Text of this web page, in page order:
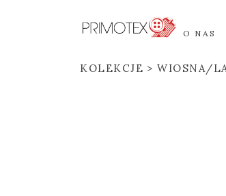
O NAS
KOLEKCJE WIOSNA/